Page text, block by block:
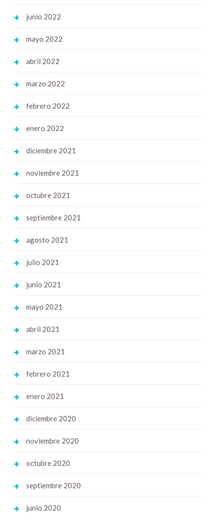
junio 2022
mayo 2022
abril 2022
marzo 2022
febrero 2022
enero 2022
diciembre 2021
noviembre 2021
octubre 2021
septiembre 2021
agosto 2021
julio 2021
junio 2021
mayo 2021
abril 2021
marzo 2021
febrero 2021
enero 2021
diciembre 2020
noviembre 2020
octubre 2020
septiembre 2020
junio 2020